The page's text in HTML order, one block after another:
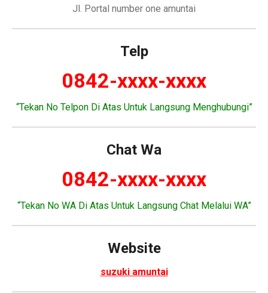
Jl. Portal number one amuntai
Telp
0842-xxxx-xxxx
“Tekan No Telpon Di Atas Untuk Langsung Menghubungi”
Chat Wa
0842-xxxx-xxxx
“Tekan No WA Di Atas Untuk Langsung Chat Melalui WA”
Website
suzuki amuntai